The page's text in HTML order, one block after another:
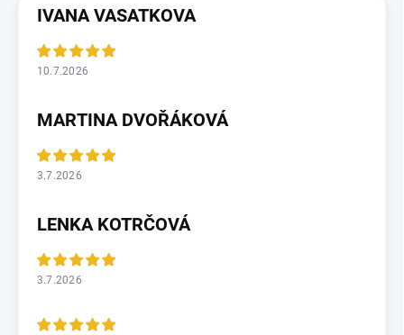
IVANA VASATKOVA
10.7.2026
MARTINA DVOŘÁKOVÁ
3.7.2026
LENKA KOTRČOVÁ
3.7.2026